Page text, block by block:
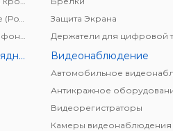
Защита Экрана
Блоки питания и Зарядные устройства Видеонаблюдение
Антикражное
Видеорегистраторы
Камеры видеонаблюдения